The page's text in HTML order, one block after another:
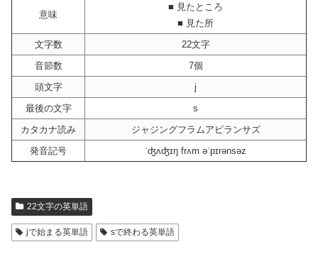
意味
■ 見たところ
■ 見た所
文字数
22文字
音節数
7個
頭文字
j
最後の文字
s
カタカナ読み
ジャジングフラムアピランサズ
発音記号
ˈʤʌʤɪŋ frʌm əˈpɪrənsəz
22文字の英単語
jで始まる英単語 sで終わる英単語